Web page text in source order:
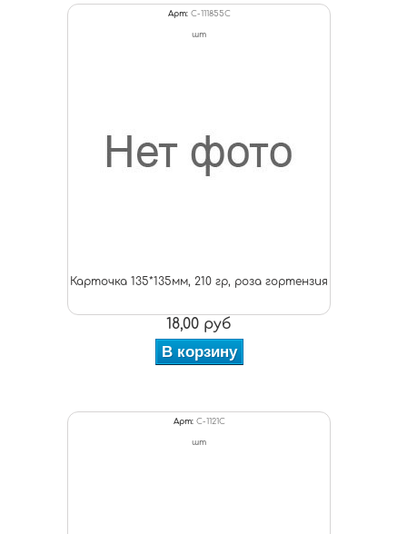
Арт: C-111855С
шт
Карточка 135*135мм, 210 гр, роза гортензия
18,00 руб
В корзину
Арт: C-1121С
шт